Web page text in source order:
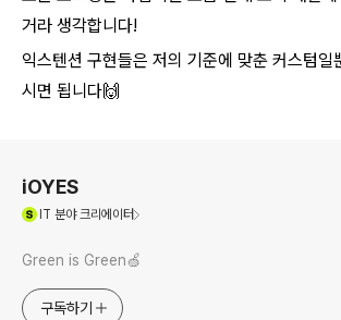
거라 생각합니다!
익스텐션 구현들은 저의 기준에 맞춘 커스텀일
시면 됩니다🙌
iOYES
IT 분야 크리에이터
Green is Green🍏
구독하기